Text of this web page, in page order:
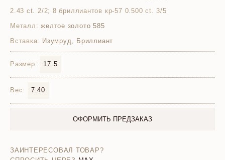
2.43 ct. 2/2; 8 бриллиантов кр-57 0.500 ct. 3/5
Металл: желтое золото 585
Вставка: Изумруд, Бриллиант
Размер: 17.5
Вес: 7.40
ОФОРМИТЬ ПРЕДЗАКАЗ
ЗАИНТЕРЕСОВАЛ ТОВАР?